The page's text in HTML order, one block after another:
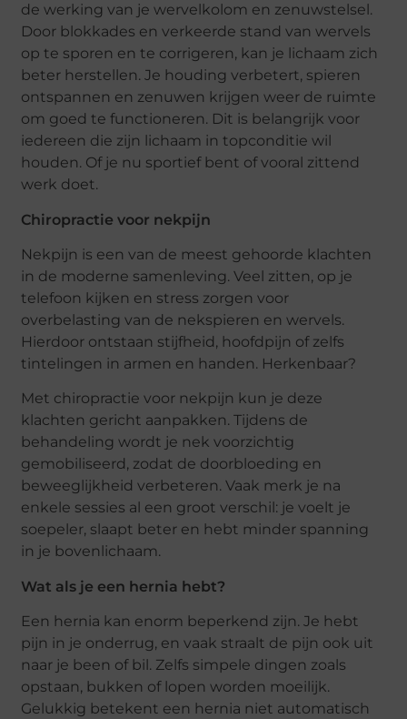
de werking van je wervelkolom en zenuwstelsel.
Door blokkades en verkeerde stand van wervels
op te sporen en te corrigeren, kan je lichaam zich
beter herstellen. Je houding verbetert, spieren
ontspannen en zenuwen krijgen weer de ruimte
om goed te functioneren. Dit is belangrijk voor
iedereen die zijn lichaam in topconditie wil
houden. Of je nu sportief bent of vooral zittend
werk doet.
Chiropractie voor nekpijn
Nekpijn is een van de meest gehoorde klachten
in de moderne samenleving. Veel zitten, op je
telefoon kijken en stress zorgen voor
overbelasting van de nekspieren en wervels.
Hierdoor ontstaan stijfheid, hoofdpijn of zelfs
tintelingen in armen en handen. Herkenbaar?
Met chiropractie voor nekpijn kun je deze
klachten gericht aanpakken. Tijdens de
behandeling wordt je nek voorzichtig
gemobiliseerd, zodat de doorbloeding en
beweeglijkheid verbeteren. Vaak merk je na
enkele sessies al een groot verschil: je voelt je
soepeler, slaapt beter en hebt minder spanning
in je bovenlichaam.
Wat als je een hernia hebt?
Een hernia kan enorm beperkend zijn. Je hebt
pijn in je onderrug, en vaak straalt de pijn ook uit
naar je been of bil. Zelfs simpele dingen zoals
opstaan, bukken of lopen worden moeilijk.
Gelukkig betekent een hernia niet automatisch